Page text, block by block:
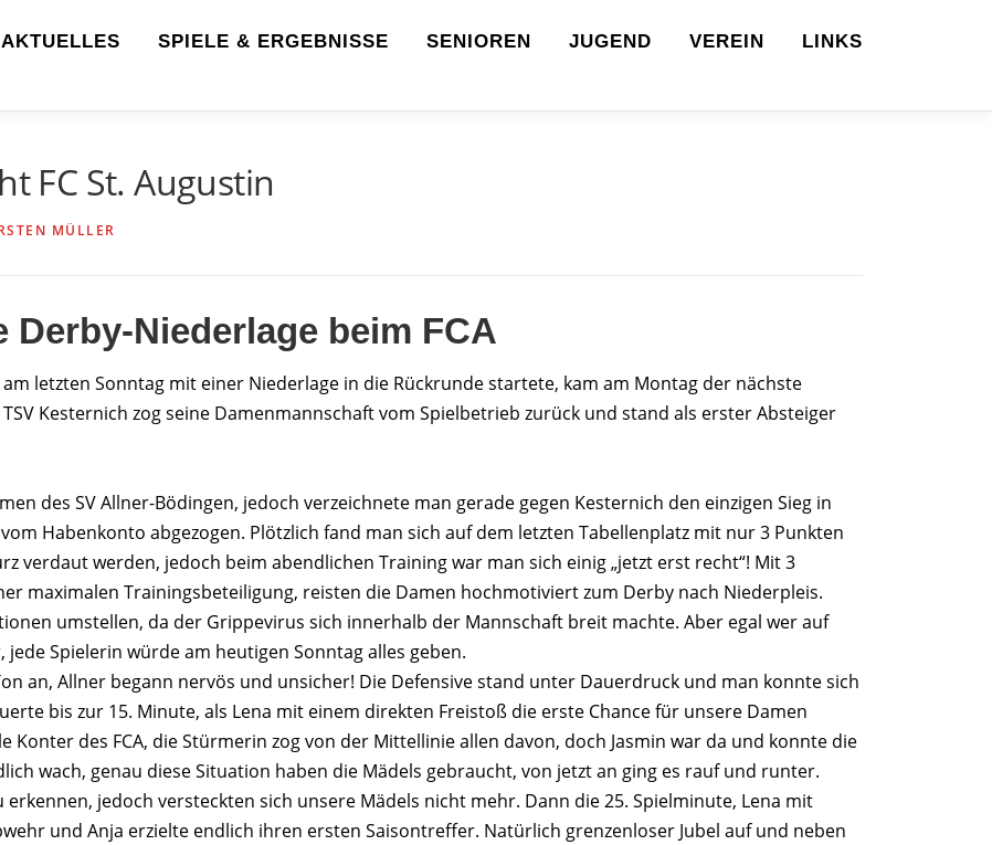
AKTUELLES SPIELE & ERGEBNISSE SENIOREN JUGEND VEREIN LINKS
FC St. Augustin
MÜLLER
Derby-Niederlage beim FCA
letzten Sonntag mit einer Niederlage in die Rückrunde startete, kam am Montag der nächste
Kesternich zog seine Damenmannschaft vom Spielbetrieb zurück und stand als erster Absteiger
des SV Allner-Bödingen, jedoch verzeichnete man gerade gegen Kesternich den einzigen Sieg in
Habenkonto abgezogen. Plötzlich fand man sich auf dem letzten Tabellenplatz mit nur 3 Punkten
verdaut werden, jedoch beim abendlichen Training war man sich einig „jetzt erst recht“! Mit 3
maximalen Trainingsbeteiligung, reisten die Damen hochmotiviert zum Derby nach Niederpleis.
umstellen, da der Grippevirus sich innerhalb der Mannschaft breit machte. Aber egal wer auf
Spielerin würde am heutigen Sonntag alles geben.
an, Allner begann nervös und unsicher! Die Defensive stand unter Dauerdruck und man konnte sich
bis zur 15. Minute, als Lena mit einem direkten Freistoß die erste Chance für unsere Damen
Konter des FCA, die Stürmerin zog von der Mittellinie allen davon, doch Jasmin war da und konnte die
wach, genau diese Situation haben die Mädels gebraucht, von jetzt an ging es rauf und runter.
erkennen, jedoch versteckten sich unsere Mädels nicht mehr. Dann die 25. Spielminute, Lena mit
und Anja erzielte endlich ihren ersten Saisontreffer. Natürlich grenzenloser Jubel auf und neben